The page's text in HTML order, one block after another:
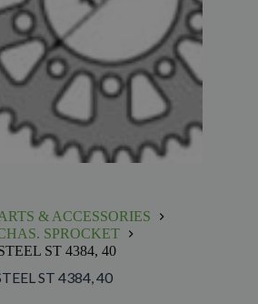
& ACCESSORIES
SPROCKET
ST 4384, 40
ST 4384, 40